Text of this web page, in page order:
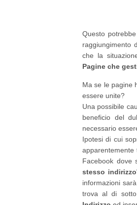
Questo
raggiungimento
che la
Pagine che
Ma se le pagine
essere unite?
Una possibile
beneficio del
necessario
Ipotesi di cui
Facebook dove
stesso indirizzo
informazioni
trova al di sotto